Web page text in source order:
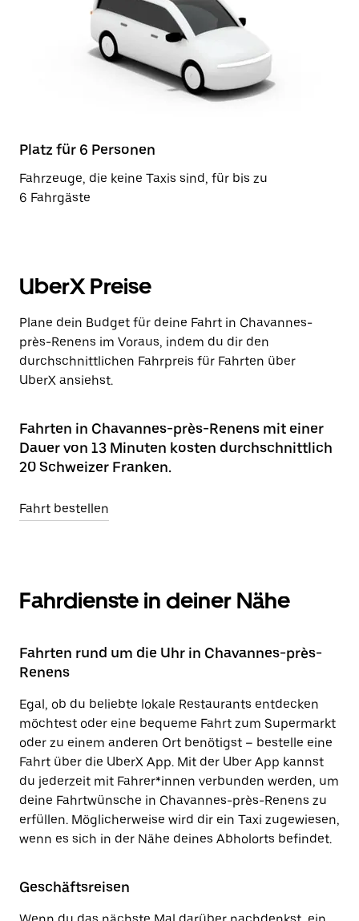
Platz für 6 Personen
Fahrzeuge, die keine Taxis sind, für bis zu
6 Fahrgäste
UberX Preise
Plane dein Budget für deine Fahrt in Chavannes-
près-Renens im Voraus, indem du dir den
durchschnittlichen Fahrpreis für Fahrten über
UberX ansiehst.
Fahrten in Chavannes-près-Renens mit einer
Dauer von 13 Minuten kosten durchschnittlich
20 Schweizer Franken.
Fahrt bestellen
Fahrdienste in deiner Nähe
Fahrten rund um die Uhr in Chavannes-près-
Renens
Egal, ob du beliebte lokale Restaurants entdecken
möchtest oder eine bequeme Fahrt zum Supermarkt
oder zu einem anderen Ort benötigst – bestelle eine
Fahrt über die UberX App. Mit der Uber App kannst
du jederzeit mit Fahrer*innen verbunden werden, um
deine Fahrtwünsche in Chavannes-près-Renens zu
erfüllen. Möglicherweise wird dir ein Taxi zugewiesen,
wenn es sich in der Nähe deines Abholorts befindet.
Geschäftsreisen